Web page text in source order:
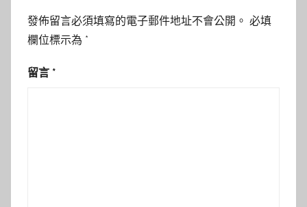
發佈留言必須填寫的電子郵件地址不會公開。 必填
欄位標示為 *
留言 *